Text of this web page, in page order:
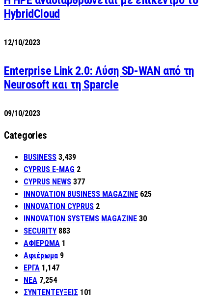
HybridCloud
12/10/2023
Enterprise Link 2.0: Λύση SD-WAN από τη
Neurosoft και τη Sparcle
09/10/2023
Categories
BUSINESS 3,439
CYPRUS E-MAG 2
CYPRUS NEWS 377
INNOVATION BUSINESS MAGAZINE 625
INNOVATION CYPRUS 2
INNOVATION SYSTEMS MAGAZINE 30
SECURITY 883
ΑΦΙΕΡΩΜΑ 1
Αφιέρωμα 9
ΕΡΓΑ 1,147
ΝΕΑ 7,254
ΣΥΝΤΕΝΤΕΥΞΕΙΣ 101